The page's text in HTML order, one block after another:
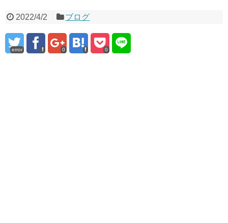
2022/4/2 ブログ
error 0 0